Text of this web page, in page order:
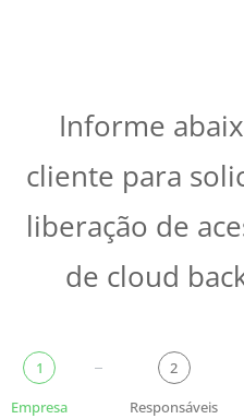
Informe
cliente para
liberação de
de cloud
1
Empresa
2
Responsáveis